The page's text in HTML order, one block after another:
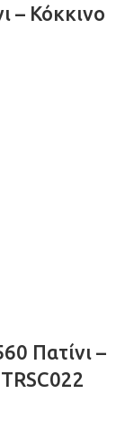
– Κόκκινο
Πατίνι –